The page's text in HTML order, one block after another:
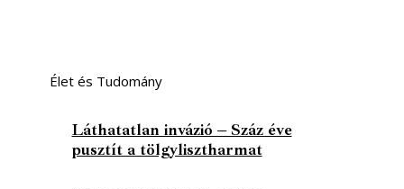
Élet és Tudomány
Láthatatlan invázió – Száz éve
pusztít a tölgylisztharmat